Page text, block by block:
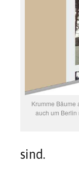
Krumme Bäume
auch um
sind.